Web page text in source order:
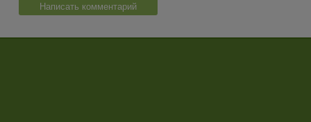
Написать комментарий